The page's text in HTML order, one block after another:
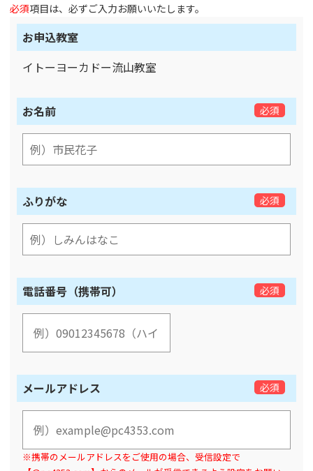
必須項目は、必ずご入力お願いいたします。
お申込教室
イトーヨーカドー流山教室
お名前 必須
ふりがな 必須
電話番号（携帯可） 必須
メールアドレス 必須
※携帯のメールアドレスをご使用の場合、受信設定で